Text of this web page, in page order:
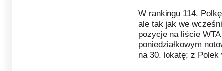
W rankingu 114.
ale tak jak we
pozycje na liście
poniedziałkowym
na 30. lokatę; z